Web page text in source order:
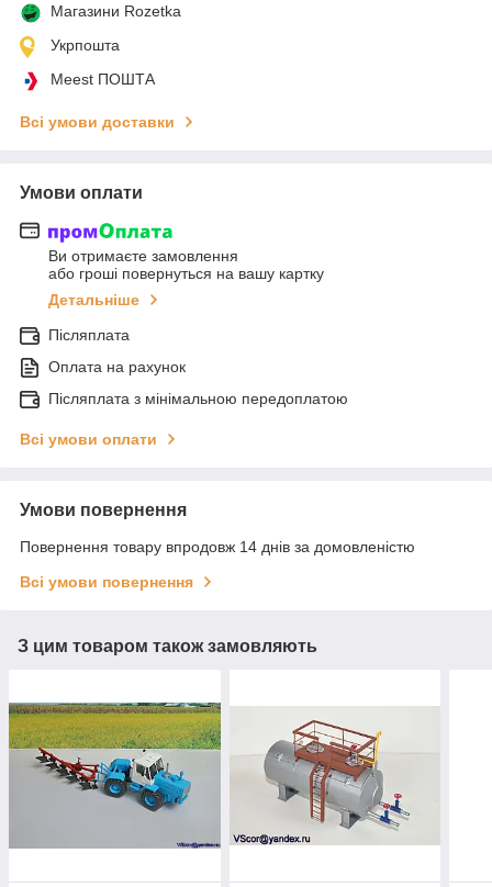
Магазини Rozetka
Укрпошта
Meest ПОШТА
Всі умови доставки
Умови оплати
Ви отримаєте замовлення
або гроші повернуться на вашу картку
Детальніше
Післяплата
Оплата на рахунок
Післяплата з мінімальною передоплатою
Всі умови оплати
Умови повернення
Повернення товару впродовж 14 днів за домовленістю
Всі умови повернення
З цим товаром також замовляють